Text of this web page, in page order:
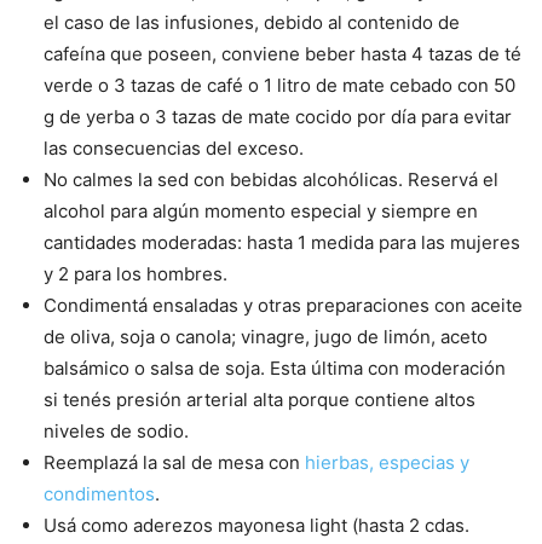
el caso de las infusiones, debido al contenido de
cafeína que poseen, conviene beber hasta 4 tazas de té
verde o 3 tazas de café o 1 litro de mate cebado con 50
g de yerba o 3 tazas de mate cocido por día para evitar
las consecuencias del exceso.
No calmes la sed con bebidas alcohólicas. Reservá el
alcohol para algún momento especial y siempre en
cantidades moderadas: hasta 1 medida para las mujeres
y 2 para los hombres.
Condimentá ensaladas y otras preparaciones con aceite
de oliva, soja o canola; vinagre, jugo de limón, aceto
balsámico o salsa de soja. Esta última con moderación
si tenés presión arterial alta porque contiene altos
niveles de sodio.
Reemplazá la sal de mesa con hierbas, especias y
condimentos.
Usá como aderezos mayonesa light (hasta 2 cdas.